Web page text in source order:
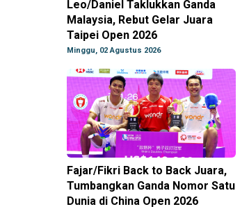
Leo/Daniel Taklukkan Ganda
Malaysia, Rebut Gelar Juara
Taipei Open 2026
Minggu, 02 Agustus 2026
Fajar/Fikri Back to Back Juara,
Tumbangkan Ganda Nomor Satu
Dunia di China Open 2026